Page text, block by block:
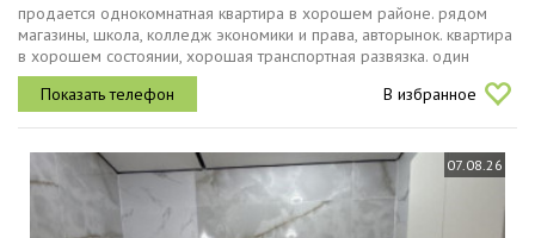
продается однокомнатная квартира в хорошем районе. рядом
магазины, школа, колледж экономики и права, авторынок. квартира
в хорошем состоянии, хорошая транспортная развязка. один
собственник.
В избранное
07.08.26